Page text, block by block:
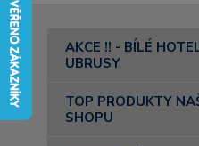
AKCE !! - BÍLÉ
UBRUSY
TOP PRODUKTY
SHOPU